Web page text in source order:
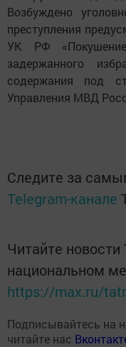
Возбуждено
преступления
УК РФ
задержанного
содержания под
Управления МВД
Следите за
Telegram-канале
Читайте новости
национальном
https://max.ru/
Подписывайтесь на
читайте нас